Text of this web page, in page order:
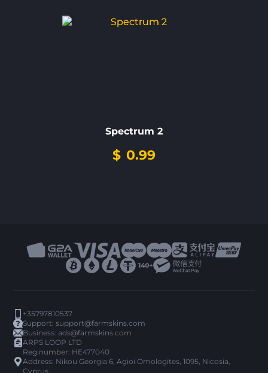
Spectrum 2
$ 0.99
+35797810537
Support:support@farmskins.com
Business:ads@farmskins.com
ARPS LOOP LTD
Reg.number: HE477040
Address: Nikou Georgia 6, Agioi Omologites, 1095, Nicosia,
Cyprus